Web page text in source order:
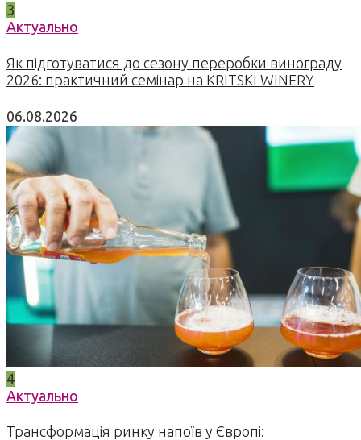
3
Актуально
Як підготуватися до сезону переробки винограду
2026: практичний семінар на KRITSKI WINERY
06.08.2026
4
Актуально
Трансформація ринку напоїв у Європі: